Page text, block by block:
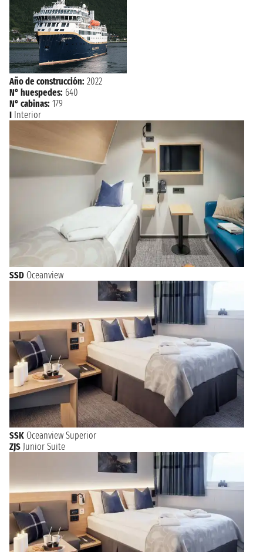
Año de construcción: 2022
N° huespedes: 640
N° cabinas: 179
I Interior
SSD Oceanview
SSK Oceanview Superior
ZJS Junior Suite